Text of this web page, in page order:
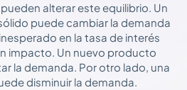
alterar este equilibrio. Un
puede cambiar la demanda
en la tasa de interés
impacto. Un nuevo producto
la demanda. Por otro lado, una
disminuir la demanda.